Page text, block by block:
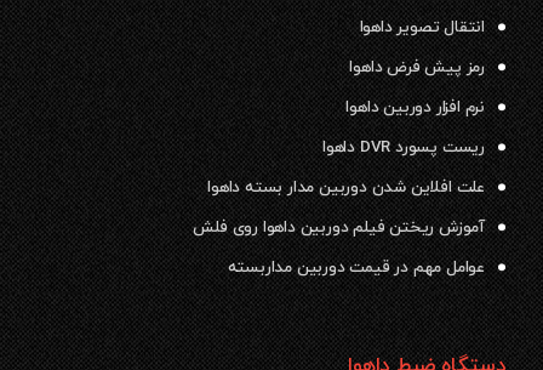
انتقال تصویر داهوا
رمز پیش فرض داهوا
نرم افزار دوربین داهوا
ریست پسورد DVR داهوا
علت افلاین شدن دوربین مدار بسته داهوا
آموزش ریختن فیلم دوربین داهوا روی فلش
عوامل مهم در قیمت دوربین مداربسته